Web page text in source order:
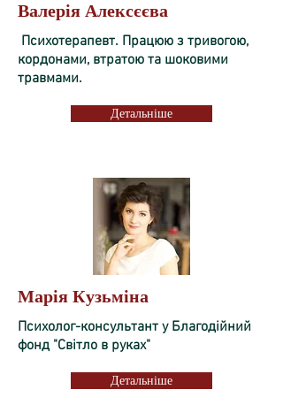
Валерія Алексєєва
Психотерапевт. Працюю з тривогою,
кордонами, втратою та шоковими
травмами.
Детальніше
Марія Кузьміна
Психолог-консультант у Благодійний
фонд "Світло в руках"
Детальніше